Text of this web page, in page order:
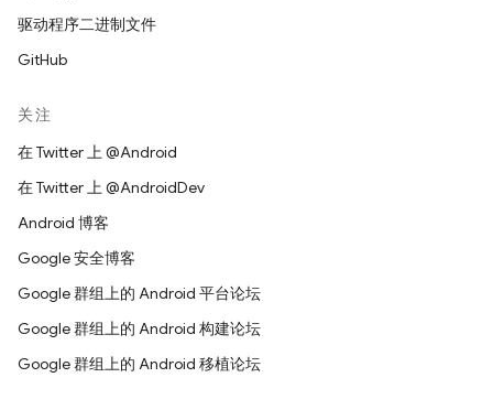
驱动程序二进制文件
GitHub
关注
在 Twitter 上 @Android
在 Twitter 上 @AndroidDev
Android 博客
Google 安全博客
Google 群组上的 Android 平台论坛
Google 群组上的 Android 构建论坛
Google 群组上的 Android 移植论坛